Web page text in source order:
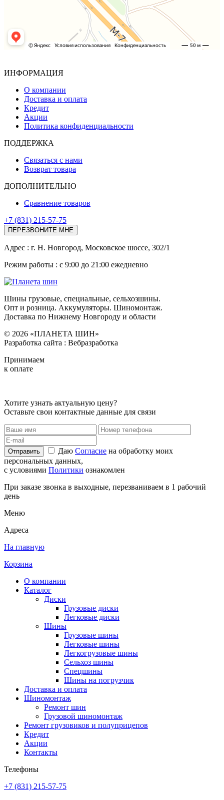
ИНФОРМАЦИЯ
О компании
Доставка и оплата
Кредит
Акции
Политика конфиденциальности
ПОДДЕРЖКА
Связаться с нами
Возврат товара
ДОПОЛНИТЕЛЬНО
Сравнение товаров
+7 (831) 215-57-75
ПЕРЕЗВОНИТЕ МНЕ
Адреc : г. Н. Новгород, Московское шоссе, 302/1
Режим работы : с 9:00 до 21:00 ежедневно
Шины грузовые, специальные, сельхозшины.
Опт и розница. Аккумуляторы. Шиномонтаж.
Доставка по Нижнему Новгороду и области
© 2026 «ПЛАНЕТА ШИН»
Разработка сайта : Вебразработка
Принимаем
к оплате
Хотите узнать актуальную цену?
Оставьте свои контактные данные для связи
Отправить Даю Согласие на обработку моих
персональных данных,
с условиями Политики ознакомлен
При заказе звонка в выходные, перезваниваем в 1 рабочий
день
Меню
Адреса
На главную
Корзина
О компании
Каталог
Диски
Грузовые диски
Легковые диски
Шины
Грузовые шины
Легковые шины
Легкогрузовые шины
Сельхоз шины
Спецшины
Шины на погрузчик
Доставка и оплата
Шиномонтаж
Ремонт шин
Грузовой шиномонтаж
Ремонт грузовиков и полуприцепов
Кредит
Акции
Контакты
Телефоны
+7 (831) 215-57-75